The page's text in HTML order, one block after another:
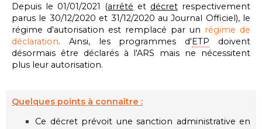
Depuis le 01/01/2021 (arrêté et décret respectivement
parus le 30/12/2020 et 31/12/2020 au Journal Officiel), le
régime d'autorisation est remplacé par un régime de
déclaration. Ainsi, les programmes d'ETP doivent
désormais être déclarés à l'ARS mais ne nécessitent
plus leur autorisation.
Quelques points à connaître :
Ce décret prévoit une sanction administrative en